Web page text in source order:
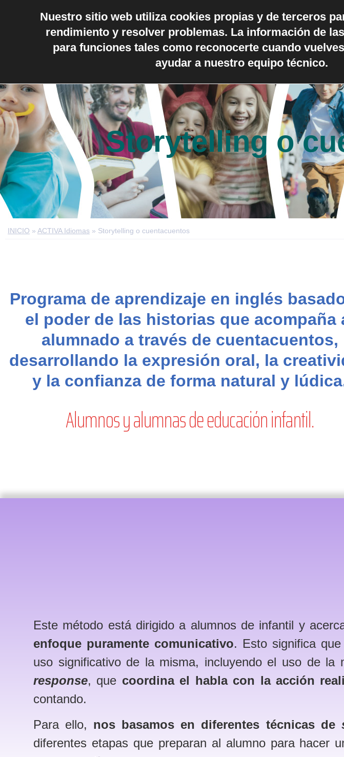
Nuestros servicios Quiénes Somos Dónde estamos
Noticias Activa
Storytelling o
INICIO » ACTIVA Idiomas » Storytelling o cuentacuentos
Programa de aprendizaje en inglés
el poder de las historias que acompaña
alumnado a través de cuentacuentos,
desarrollando la expresión oral, la
y la confianza de forma natural y
Alumnos y alumnas de educación infantil.
Este método está dirigido a alumnos de infantil y
enfoque puramente comunicativo. Esto significa
uso significativo de la misma, incluyendo el uso de la
response, que coordina el habla con la acción
contando.
Para ello, nos basamos en diferentes técnicas de
diferentes etapas que preparan al alumno para hacer
Nuestro sitio web utiliza cookies propias y de terceros
rendimiento y resolver problemas. La información de
para funciones tales como reconocerte cuando
ayudar a nuestro equipo técnico.